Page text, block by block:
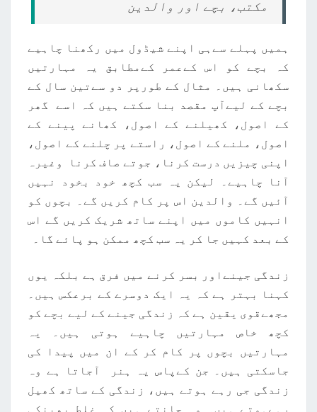
مکتب، بچے اور والدین
ہمیں پہلے سےہی اپنے شیڈول میں رکھنا چاہیے
کہ بچے کو اس کےعمر کےمطابق یہ مہارتیں
سکھانی ہیں۔ مثال کے طورپر دو سےتین سال کے
بچے کے لیےآپ مقصد بنا سکتے ہیں کہ اسے گھر
کے اصول، کھیلنے کے اصول، کھانے پینے کے
اصول، ملنے کے اصول، راستے پر چلنے کے اصول،
اپنی چیزیں درست کرنا، جوتے صاف کرنا وغیرہ
آنا چاہیے۔ لیکن یہ سب کچھ خود بخود نہیں
آئیں گے۔ والدین اس پر کام کریں گے۔ بچوں کو
انہیں کاموں میں اپنے ساتھ شریک کریں گے اس
کے بعد کہیں جا کر یہ سب کچھ ممکن ہو پائے گا۔
زندگی جینےاور بسر کرنے میں فرق ہے بلکہ یوں
کہنا بہتر ہے کہ یہ ایک دوسرے کے برعکس ہیں۔
مجھےقوی یقین ہے کہ زندگی جینے کے لیے بچے کو
کچھ خاص مہارتیں چاہیے ہوتی ہیں۔ یہ
مہارتیں بچوں پر کام کر کے ان میں پیدا کی
جاسکتی ہیں۔ جن کےپاس یہ ہنر آجاتا ہے وہ
زندگی جی رہے ہوتے ہیں، زندگی کے ساتھ کھیل
رہےہوتے ہیں۔ وہ جانتے ہیں کہ غلط پھینکی